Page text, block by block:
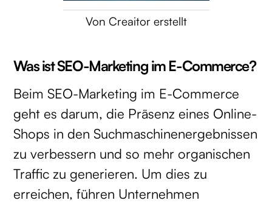
Von Creaitor erstellt
Was ist SEO-Marketing im E-Commerce?
Beim SEO-Marketing im E-Commerce
geht es darum, die Präsenz eines Online-
Shops in den Suchmaschinenergebnissen
zu verbessern und so mehr organischen
Traffic zu generieren. Um dies zu
erreichen, führen Unternehmen